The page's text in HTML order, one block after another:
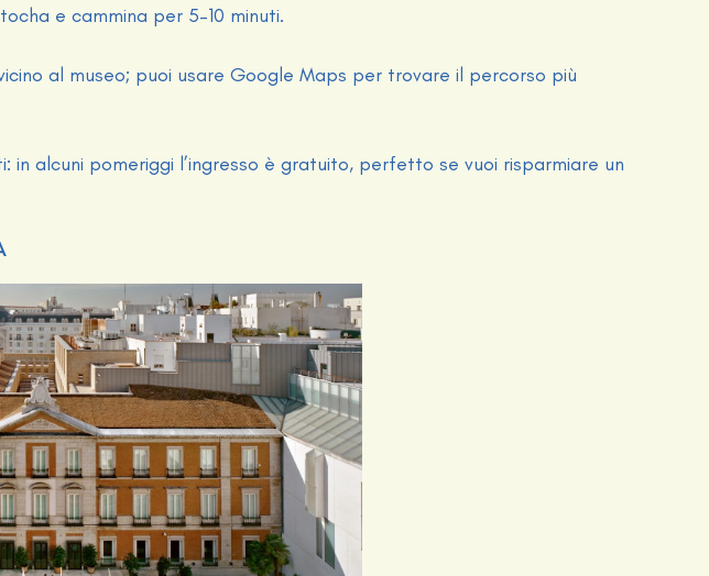
e cammina per 5–10 minuti.
al museo; puoi usare Google Maps per trovare il percorso più
in alcuni pomeriggi l’ingresso è gratuito, perfetto se vuoi risparmiare un